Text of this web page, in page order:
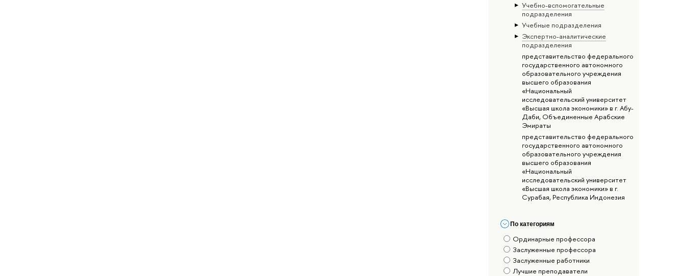
Учебно-вспомогательные
подразделения
Учебные подразделения
Экспертно-аналитические
подразделения
представительство федерального
государственного автономного
образовательного учреждения
высшего образования
«Национальный
исследовательский университет
«Высшая школа экономики» в г. Абу-
Даби, Объединенные Арабские
Эмираты
представительство федерального
государственного автономного
образовательного учреждения
высшего образования
«Национальный
исследовательский университет
«Высшая школа экономики» в г.
Сурабая, Республика Индонезия
По категориям
Ординарные профессора
Заслуженные профессора
Заслуженные работники
Лучшие преподаватели